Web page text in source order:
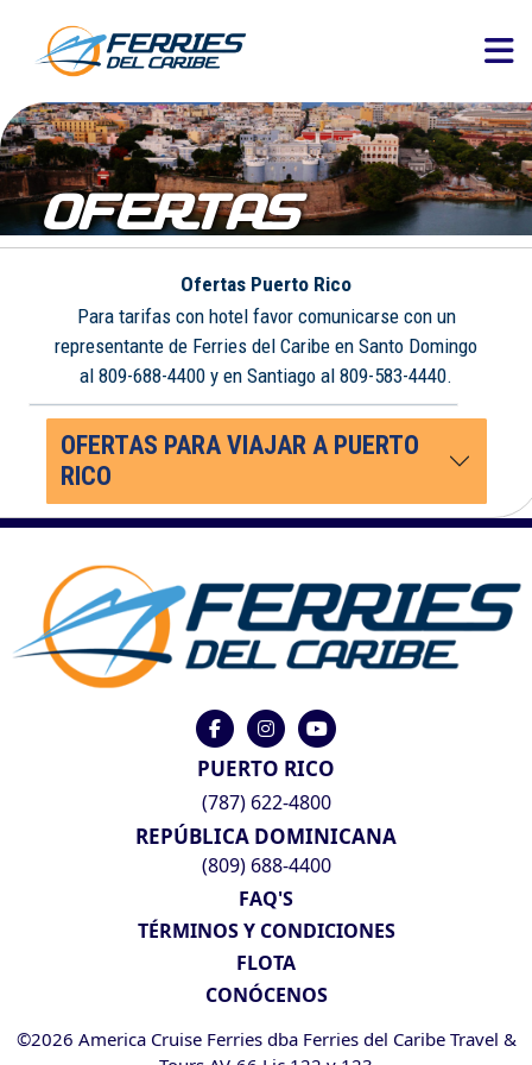
OFERTAS
Ofertas Puerto Rico
Para tarifas con hotel favor comunicarse con un
representante de Ferries del Caribe en Santo Domingo
al 809-688-4400 y en Santiago al 809-583-4440.
OFERTAS PARA VIAJAR A PUERTO
RICO
PUERTO RICO
(787) 622-4800
REPÚBLICA DOMINICANA
(809) 688-4400
FAQ'S
TÉRMINOS Y CONDICIONES
FLOTA
CONÓCENOS
©2026 America Cruise Ferries dba Ferries del Caribe Travel &